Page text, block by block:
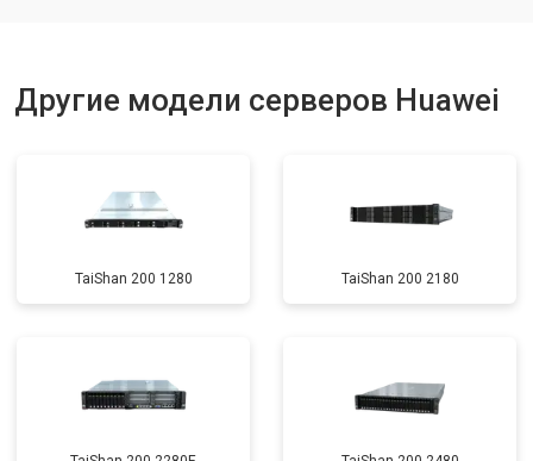
Другие модели серверов Huawei
TaiShan 200 1280 TaiShan 200 2180